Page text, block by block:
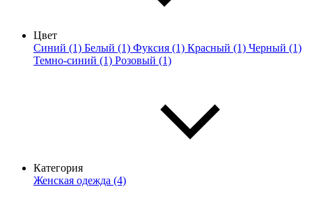
Цвет
Синий (1) Белый (1) Фуксия (1) Красный (1) Черный (1)
Темно-синий (1) Розовый (1)
Категория
Женская одежда (4)